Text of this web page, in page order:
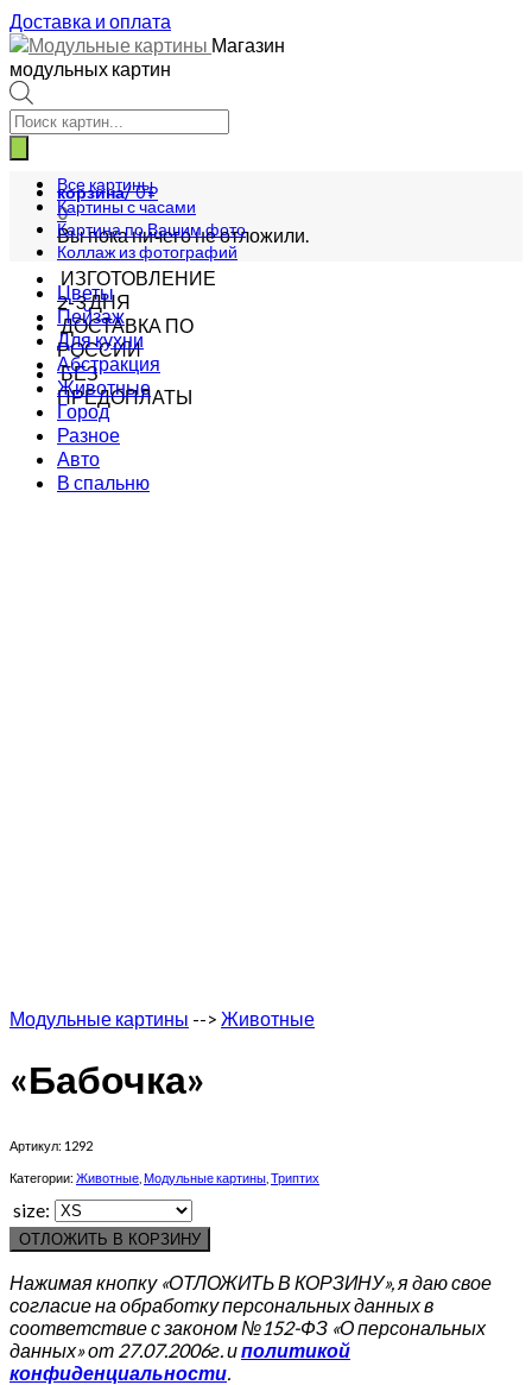
Доставка и оплата
Магазин
модульных картин
Поиск
товаров
корзина/0₽
0
Вы пока ничего не отложили.
ИЗГОТОВЛЕНИЕ
2-3 ДНЯ
ДОСТАВКА ПО
РОССИИ
БЕЗ
ПРЕДОПЛАТЫ
Все картины
Картины с часами
Картина по Вашим фото
Коллаж из фотографий
Цветы
Пейзаж
Для кухни
Абстракция
Животные
Город
Разное
Авто
В спальню
Модульные картины --> Животные
«Бабочка»
Артикул: 1292
Категории: Животные Модульные картины Триптих
size:
ОТЛОЖИТЬ В КОРЗИНУ
Нажимая кнопку «ОТЛОЖИТЬ В КОРЗИНУ», я даю свое
согласие на обработку персональных данных в
соответствие с законом №152-ФЗ «О персональных
данных» от 27.07.2006г. иполитикой
конфиденциальности.